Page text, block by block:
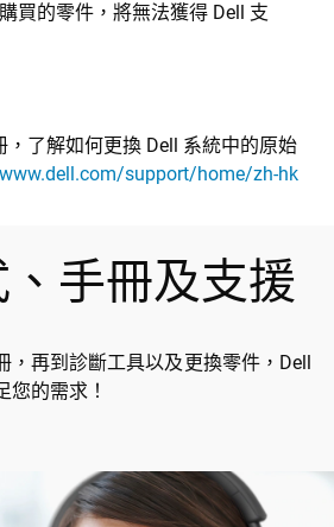
買的零件，將無法獲得 Dell 支
，了解如何更換 Dell 系統中的原始
support/home/zh-hk
手冊及支援
再到診斷工具以及更換零件，Dell
您的需求！